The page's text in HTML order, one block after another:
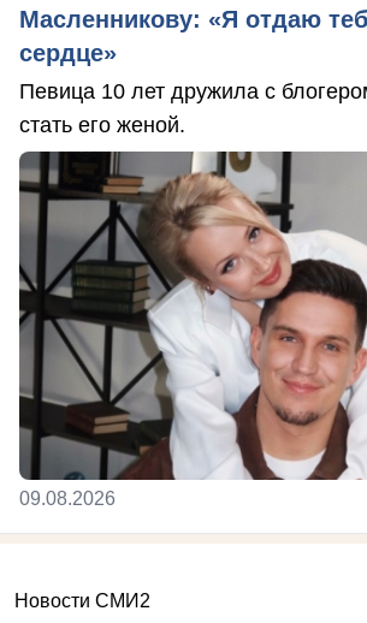
Масленникову: «Я отдаю
сердце»
Певица 10 лет дружила с
стать его женой.
09.08.2026
Новости СМИ2